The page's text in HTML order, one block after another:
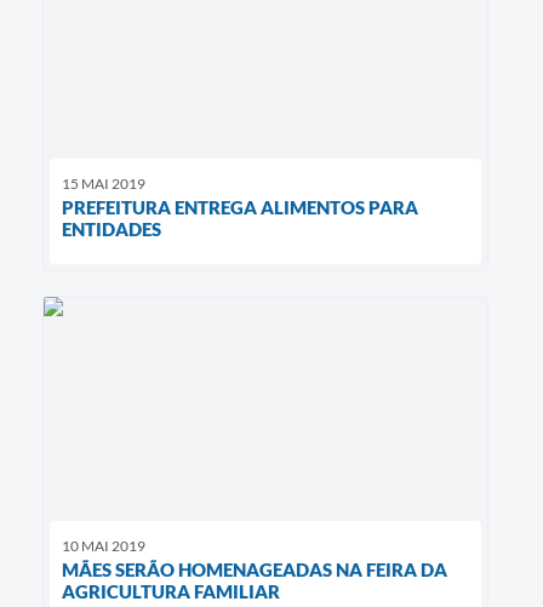
15 MAI 2019
PREFEITURA ENTREGA ALIMENTOS PARA
ENTIDADES
10 MAI 2019
MÃES SERÃO HOMENAGEADAS NA FEIRA DA
AGRICULTURA FAMILIAR